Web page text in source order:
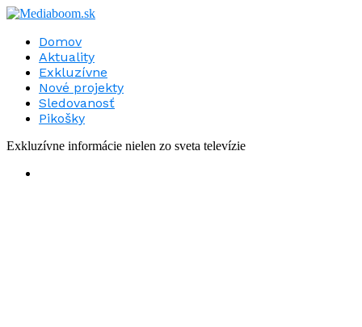
Domov
Aktuality
Exkluzívne
Nové projekty
Sledovanosť
Pikošky
Exkluzívne informácie nielen zo sveta televízie